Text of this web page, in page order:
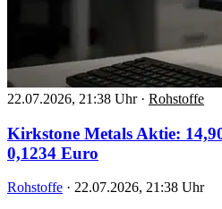
22.07.2026, 21:38 Uhr · Rohstoffe
Kirkstone Metals Aktie:
0,1234 Euro
Rohstoffe · 22.07.2026, 21:38 Uhr